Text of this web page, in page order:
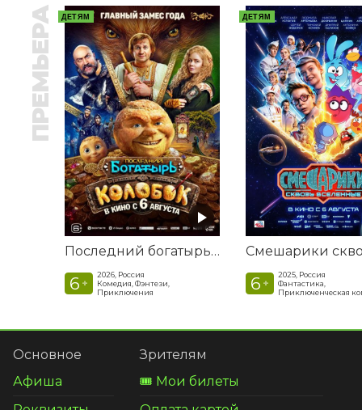
ПРЕМЬЕРА ДЕТЯМ
Последний богатырь. Колобок
6 +
2026, Россия
Комедия, Фэнтези,
Приключения
ДЕТЯМ
6 +
2025, Россия
Фантастика,
Приключенческая
Основное
Афиша
Зрителям
🎟️ Мои билеты